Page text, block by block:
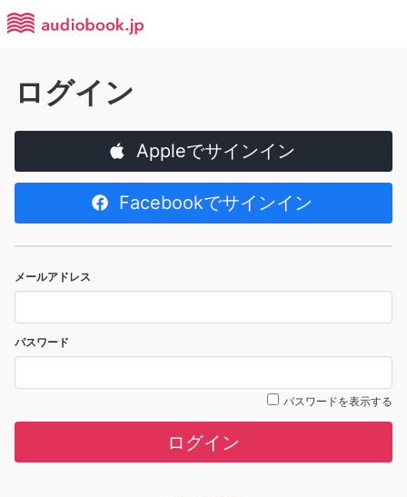
ログイン
Appleでサインイン
Facebookでサインイン
メールアドレス
パスワード
パスワードを表示する
ログイン